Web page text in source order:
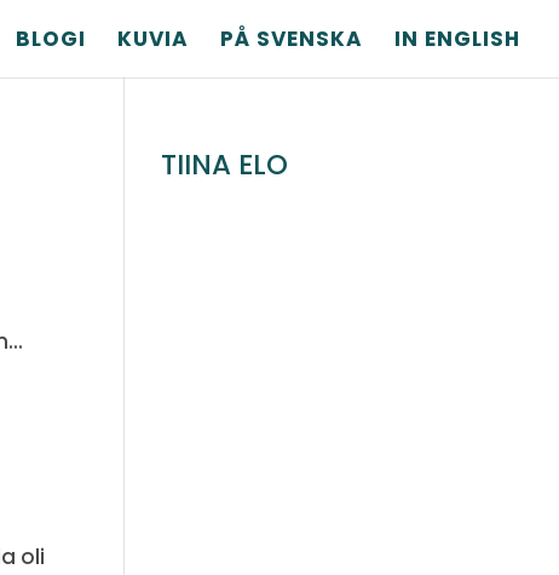
BLOGI KUVIA PÅ SVENSKA IN ENGLISH
oli
TIINA ELO